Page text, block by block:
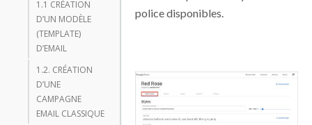
1.1 CRÉATION
D’UN MODÈLE
(TEMPLATE)
D’EMAIL
1.2. CRÉATION
D’UNE
CAMPAGNE
EMAIL CLASSIQUE
police disponibles.